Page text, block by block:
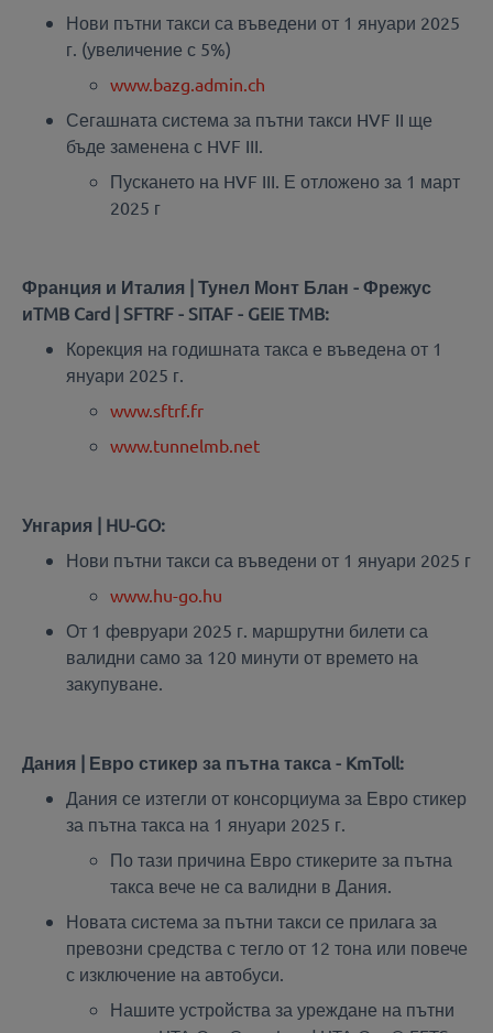
Нови пътни такси са въведени от 1 януари 2025
г. (увеличение с 5%)
www.bazg.admin.ch
Сегашната система за пътни такси HVF II ще
бъде заменена с HVF III.
Пускането на HVF III. Е отложено за 1 март
2025 г
Франция и Италия | Тунел Монт Блан - Фрежус
иTMB Card | SFTRF - SITAF - GEIE TMB:
Корекция на годишната такса е въведена от 1
януари 2025 г.
www.sftrf.fr
www.tunnelmb.net
Унгария | HU-GO:
Нови пътни такси са въведени от 1 януари 2025 г
www.hu-go.hu
От 1 февруари 2025 г. маршрутни билети са
валидни само за 120 минути от времето на
закупуване.
Дания | Евро стикер за пътна такса - KmToll:
Дания се изтегли от консорциума за Евро стикер
за пътна такса на 1 януари 2025 г.
По тази причина Евро стикерите за пътна
такса вече не са валидни в Дания.
Новата система за пътни такси се прилага за
превозни средства с тегло от 12 тона или повече
с изключение на автобуси.
Нашите устройства за уреждане на пътни